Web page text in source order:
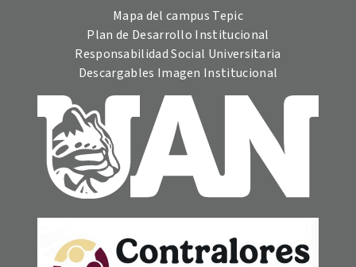
Mapa del campus Tepic
Plan de Desarrollo Institucional
Responsabilidad Social Universitaria
Descargables Imagen Institucional